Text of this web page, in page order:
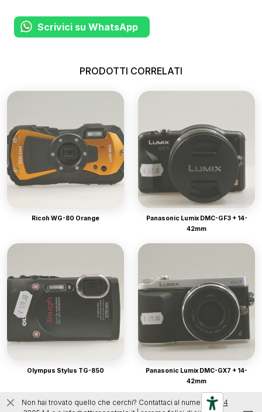
Scrivici su WhatsApp
PRODOTTI CORRELATI
Ricoh WG-80 Orange
Panasonic Lumix DMC-GF3 + 14-
42mm
Olympus Stylus TG-850
Panasonic Lumix DMC-GX7 + 14-
42mm
Non hai trovato quello che cerchi? Contattaci al numero0444